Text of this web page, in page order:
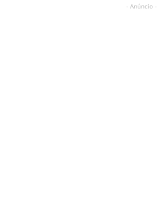
- Anúncio -